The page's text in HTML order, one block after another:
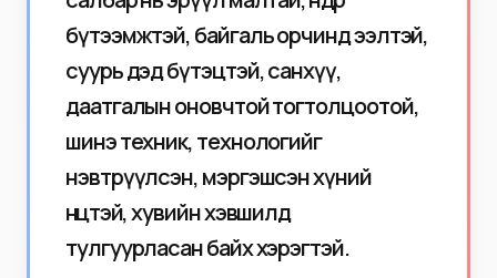
бүтээмжтэй, байгаль орчинд ээлтэй,
суурь дэд бүтэцтэй, санхүү,
даатгалын оновчтой тогтолцоотой,
шинэ техник, технологийг
нэвтрүүлсэн, мэргэшсэн хүний
нөөцтэй, хувийн хэвшилд
тулгуурласан байх хэрэгтэй.